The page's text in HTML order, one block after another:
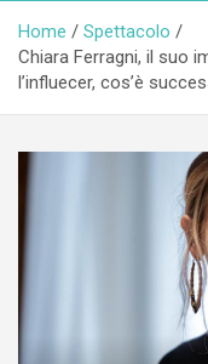
Home
Spettacolo
Chiara Ferragni, il suo
l’influecer, cos’è